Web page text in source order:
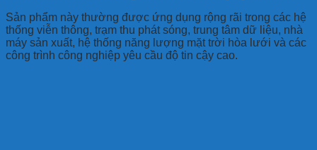
Sản phẩm này thường được ứng dụng rộng rãi trong các hệ
thống viễn thông, trạm thu phát sóng, trung tâm dữ liệu, nhà
máy sản xuất, hệ thống năng lượng mặt trời hòa lưới và các
công trình công nghiệp yêu cầu độ tin cậy cao.